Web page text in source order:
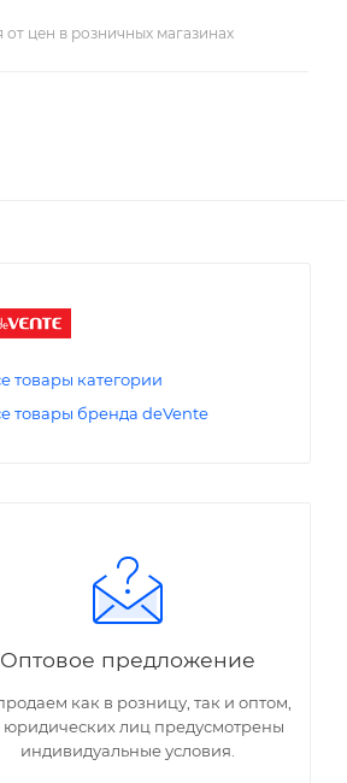
цен в розничных магазинах
товары категории
товары бренда deVente
Оптовое предложение
как в розницу, так и оптом,
юридических лиц предусмотрены
индивидуальные условия.